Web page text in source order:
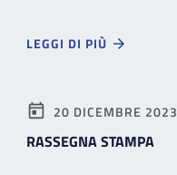
LEGGI DI PIÙ
20 DICEMBRE 2023
RASSEGNA STAMPA